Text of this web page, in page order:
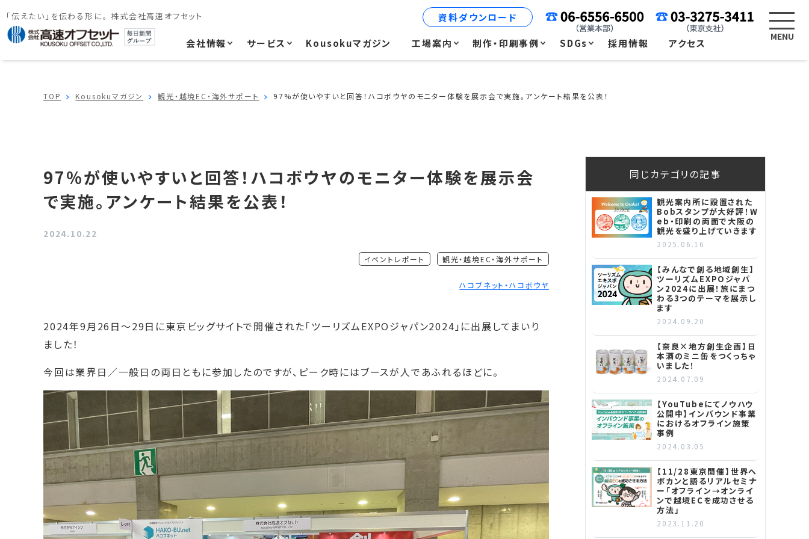
「伝えたい」を伝わる形に。 株式会社高速オフセット
会社情報 サービス Kousokuマガジン 工場案内 制作・印刷事例 SDGs 採用情報 アクセス
資料ダウンロード
TOP Kousokuマガジン 観光・越境EC・海外サポート 97%が使いやすいと回答！ハコボウヤのモニター体験を展示会で実施。アンケート結果を公表！
97%が使いやすいと回答！ハコボウヤのモニター体験を展示会
で実施。アンケート結果を公表！
2024.10.22
イベントレポート 観光・越境EC・海外サポート
ハコブネット・ハコボウヤ
2024年9月26日～29日に東京ビッグサイトで開催された「ツーリズムEXPOジャパン2024」に出展してまいり
ました！
今回は業界日／一般日の両日ともに参加したのですが、ピーク時にはブースが人であふれるほどに。
同じカテゴリの記事
観光案内所に設置された
Bobスタンプが大好評！W
eb・印刷の両面で大阪の
観光を盛り上げていきます
2025.06.16
【みんなで創る地域創生】
ツーリズムEXPOジャパ
ン2024に出展！旅にまつ
わる3つのテーマを展示し
ます
2024.09.20
【奈良×地方創生企画】日
本酒のミニ缶をつくっちゃ
いました！
2024.07.09
【YouTubeにてノウハウ
公開中】インバウンド事業
におけるオフライン施策
事例
2024.03.05
【11/28東京開催】世界へ
ボカンと語るリアルセミナ
ー「オフライン→オンライ
ンで越境ECを成功させる
方法」
2023.11.20